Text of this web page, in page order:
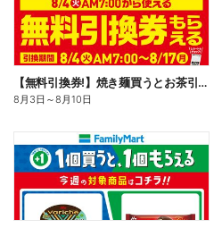
【無料引換券!】焼き麺買うとお茶引換券貰える!
8月3日 ～8月10日